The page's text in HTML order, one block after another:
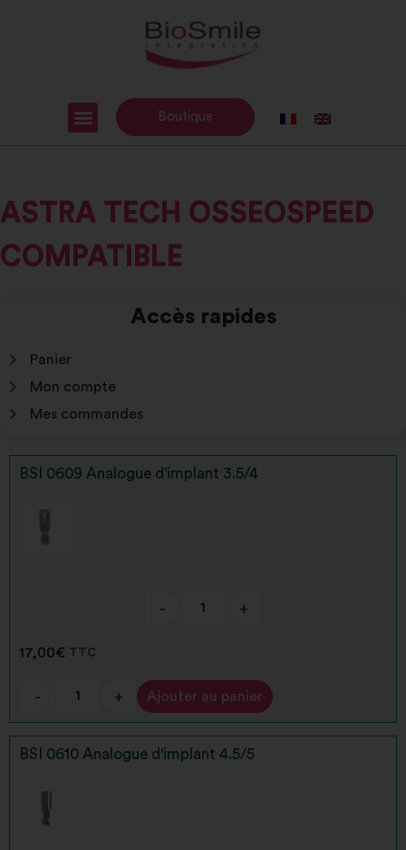
Boutique
ASTRA TECH OSSEOSPEED
COMPATIBLE
Accès rapides
Panier
Mon compte
Mes commandes
BSI 0609 Analogue d'implant 3.5/4
- +
17,00€ TTC
- + Ajouter au panier
Alternative:
BSI 0610 Analogue d'implant 4.5/5